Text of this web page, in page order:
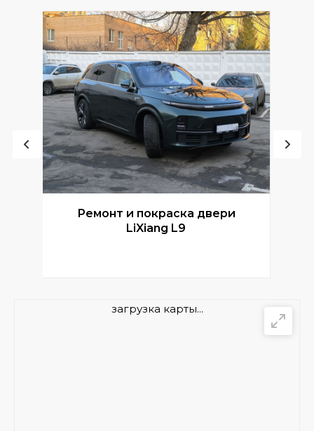
Ремонт и покраска двери
LiXiang L9
загрузка карты...